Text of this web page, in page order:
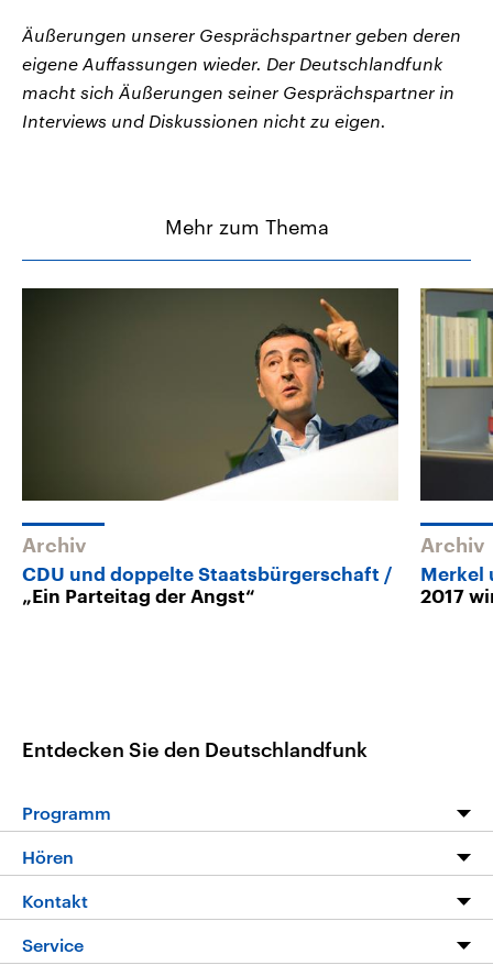
Äußerungen unserer Gesprächspartner geben deren
eigene Auffassungen wieder. Der Deutschlandfunk
macht sich Äußerungen seiner Gesprächspartner in
Interviews und Diskussionen nicht zu eigen.
Mehr zum Thema
Archiv
CDU und doppelte Staatsbürgerschaft
„Ein Parteitag der Angst“
Archiv
Merkel
2017
Entdecken Sie den Deutschlandfunk
Programm
Programm
Die Nachrichten
Nachrichtenleicht
Hören
Livestream
Kontakt
Hörerservice
Service